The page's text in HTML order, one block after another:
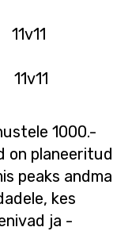
11v11
11v11
1000.-
on planeeritud
peaks andma
kes
ja -